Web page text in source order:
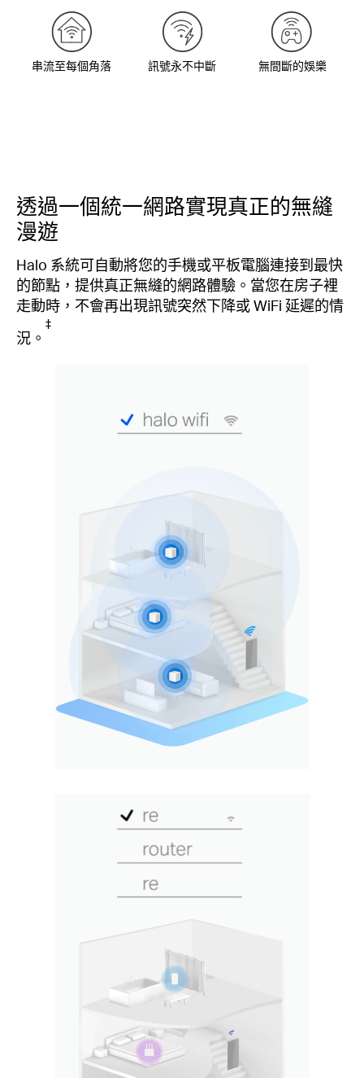
串流至每個角落 訊號永不中斷 無間斷的娛樂
透過一個統一網路實現真正的無縫
漫遊
Halo 系統可自動將您的手機或平板電腦連接到最快
的節點，提供真正無縫的網路體驗。當您在房子裡
走動時，不會再出現訊號突然下降或 WiFi 延遲的情
況。
‡